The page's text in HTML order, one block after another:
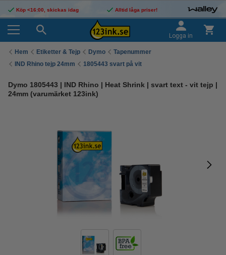
Köp <16:00, skickas idag Alltid låga priser!
Logga in
Hem Etiketter & Tejp Dymo
Tapenummer
IND Rhino tejp 24mm
1805443 svart på vit
Dymo 1805443 | IND Rhino | Heat Shrink | svart text - vit tejp |
24mm (varumärket 123ink)